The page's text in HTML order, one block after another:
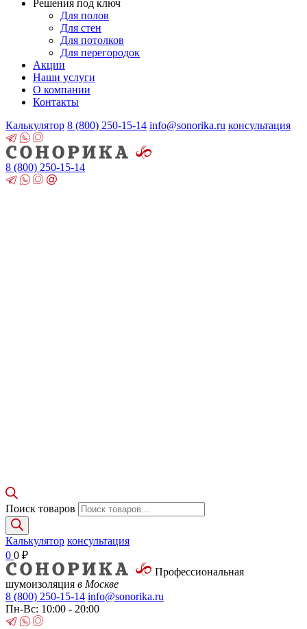
Решения под ключ
Для полов
Для стен
Для потолков
Для перегородок
Акции
Наши услуги
О компании
Контакты
Калькулятор 8 (800) 250-15-14 info@sonorika.ru консультация
8 (800) 250-15-14
Поиск товаров
Калькулятор консультация
0 0 ₽
Профессиональная
шумоизоляция в Москве
8 (800) 250-15-14 info@sonorika.ru
Пн-Вс: 10:00 - 20:00